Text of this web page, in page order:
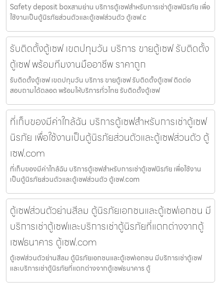
Safety deposit boxสามย่าน บริการตู้เซฟสำหรับการเช่าตู้เซฟนิรภัย เพื่อ
ใช้งานเป็นตู้นิรภัยส่วนตัวและตู้เซฟส่วนตัว ตู้เซฟ.c
รับติดตั้งตู้เซฟ เขตปทุมวัน บริการ ขายตู้เซฟ รับติดตั้ง
ตู้เซฟ พร้อมทีมงานมืออาชีพ ราคาถูก
รับติดตั้งตู้เซฟ เขตปทุมวัน บริการ ขายตู้เซฟ รับติดตั้งตู้เซฟ ติดต่อ
สอบถามได้ตลอด พร้อมให้บริการทั่วไทย รับติดตั้งตู้เซฟ
ที่เก็บของมีค่าใกล้ฉัน บริการตู้เซฟสำหรับการเช่าตู้เซฟ
นิรภัย เพื่อใช้งานเป็นตู้นิรภัยส่วนตัวและตู้เซฟส่วนตัว ตู้
เซฟ.com
ที่เก็บของมีค่าใกล้ฉัน บริการตู้เซฟสำหรับการเช่าตู้เซฟนิรภัย เพื่อใช้งาน
เป็นตู้นิรภัยส่วนตัวและตู้เซฟส่วนตัว ตู้เซฟ.com
ตู้เซฟส่วนตัวย่านสีลม ตู้นิรภัยเอกชนและตู้เซฟเอกชน มี
บริการเช่าตู้เซฟและบริการเช่าตู้นิรภัยที่แตกต่างจากตู้
เซฟธนาคาร ตู้เซฟ.com
ตู้เซฟส่วนตัวย่านสีลม ตู้นิรภัยเอกชนและตู้เซฟเอกชน มีบริการเช่าตู้เซฟ
และบริการเช่าตู้นิรภัยที่แตกต่างจากตู้เซฟธนาคาร ตู้